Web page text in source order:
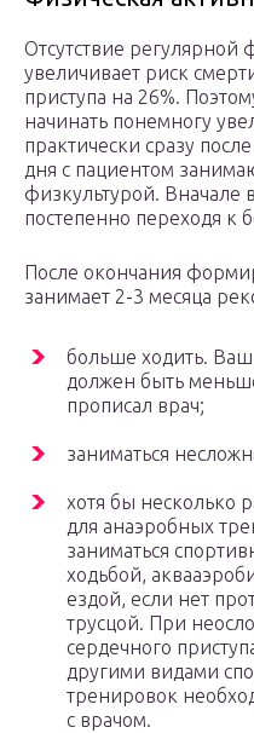
Отсутствие регулярной
увеличивает риск
приступа на 26%.
начинать понемногу
практически сразу
дня с пациентом
физкультурой. Вначале
постепенно переходя к
После окончания
занимает 2-3 месяца
больше ходить.
должен быть
прописал врач;
заниматься
хотя бы несколько
для анаэробных
заниматься
ходьбой,
ездой, если нет
трусцой. При
сердечного
другими видами
тренировок
с врачом.